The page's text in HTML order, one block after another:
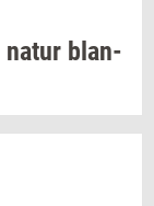
natur blan­